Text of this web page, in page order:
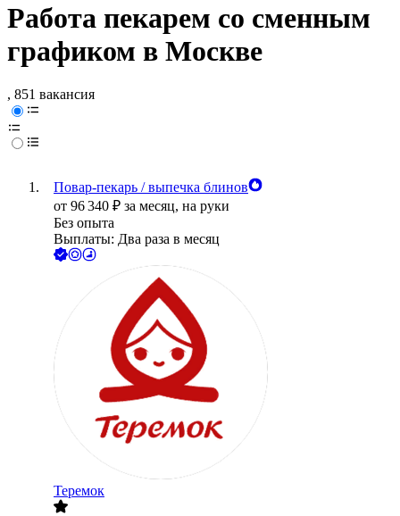
Работа пекарем со сменным
графиком в Москве
, 851 вакансия
Повар-пекарь / выпечка блинов
от 96 340 ₽ за месяц, на руки
Без опыта
Выплаты: Два раза в месяц
Теремок